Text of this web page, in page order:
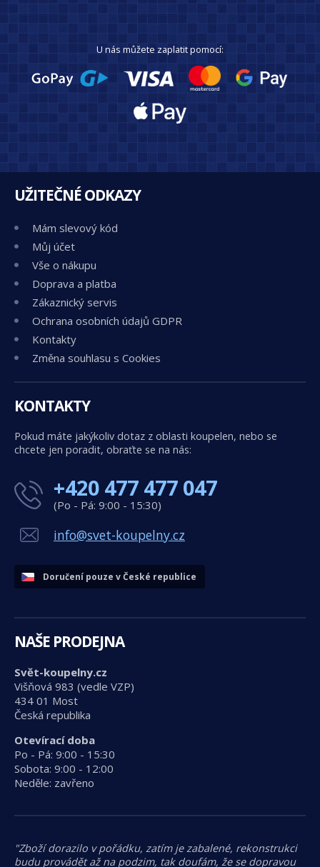
U nás můžete zaplatit pomocí:
UŽITEČNÉ ODKAZY
Mám slevový kód
Můj účet
Vše o nákupu
Doprava a platba
Zákaznický servis
Ochrana osobních údajů GDPR
Kontakty
Změna souhlasu s Cookies
KONTAKTY
Pokud máte jakýkoliv dotaz z oblasti koupelen, nebo se
chcete jen poradit, obraťte se na nás:
+420 477 477 047
(Po - Pá: 9:00 - 15:30)
info@svet-koupelny.cz
Doručení pouze v České republice
NAŠE PRODEJNA
Svět-koupelny.cz
Višňová 983 (vedle VZP)
434 01 Most
Česká republika
Otevírací doba
Po - Pá: 9:00 - 15:30
Sobota: 9:00 - 12:00
Neděle: zavřeno
"Zboží dorazilo v pořádku, zatím je zabalené, rekonstrukci
budu provádět až na podzim, tak doufám, že se dopravou